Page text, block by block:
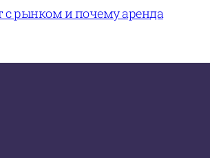
с рынком и почему аренда